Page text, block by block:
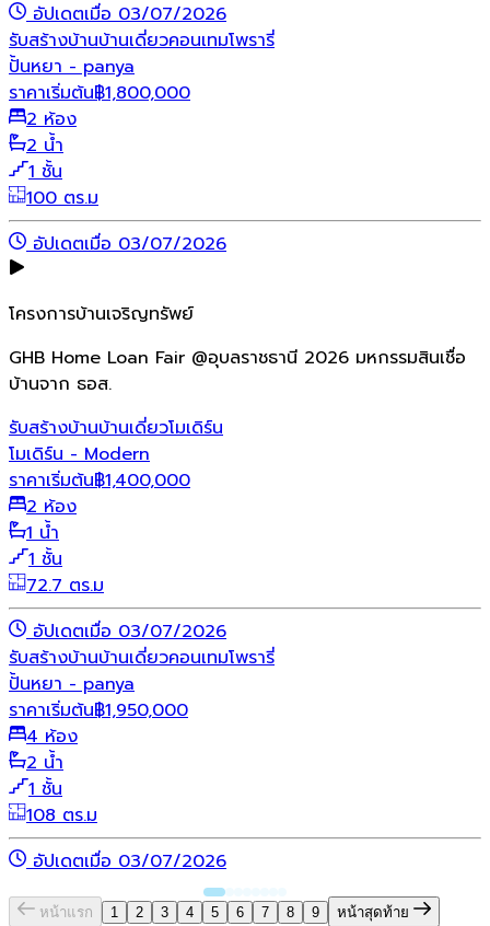
อัปเดตเมื่อ 03/07/2026
รับสร้างบ้านบ้านเดี่ยวคอนเทมโพรารี่
ปั้นหยา - panya
ราคาเริ่มต้น฿1,800,000
2 ห้อง
2 น้ำ
1 ชั้น
100 ตร.ม
อัปเดตเมื่อ 03/07/2026
โครงการบ้านเจริญทรัพย์
GHB Home Loan Fair @อุบลราชธานี 2026 มหกรรมสินเชื่อ
บ้านจาก ธอส.
รับสร้างบ้านบ้านเดี่ยวโมเดิร์น
โมเดิร์น - Modern
ราคาเริ่มต้น฿1,400,000
2 ห้อง
1 น้ำ
1 ชั้น
72.7 ตร.ม
อัปเดตเมื่อ 03/07/2026
รับสร้างบ้านบ้านเดี่ยวคอนเทมโพรารี่
ปั้นหยา - panya
ราคาเริ่มต้น฿1,950,000
4 ห้อง
2 น้ำ
1 ชั้น
108 ตร.ม
อัปเดตเมื่อ 03/07/2026
หน้าแรก 1 2 3 4 5 6 7 8 9 หน้าสุดท้าย